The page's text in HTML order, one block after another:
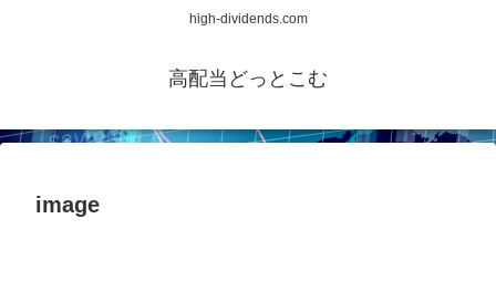
high-dividends.com
高配当どっとこむ
image